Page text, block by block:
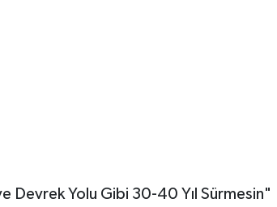
Devrek Yolu Gibi 30-40 Yıl Sürmesin"